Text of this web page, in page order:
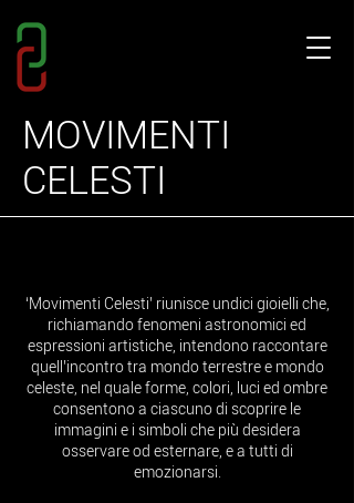
MOVIMENTI
CELESTI
‘Movimenti Celesti’ riunisce undici gioielli che,
richiamando fenomeni astronomici ed
espressioni artistiche, intendono raccontare
quell’incontro tra mondo terrestre e mondo
celeste, nel quale forme, colori, luci ed ombre
consentono a ciascuno di scoprire le
immagini e i simboli che più desidera
osservare od esternare, e a tutti di
emozionarsi.